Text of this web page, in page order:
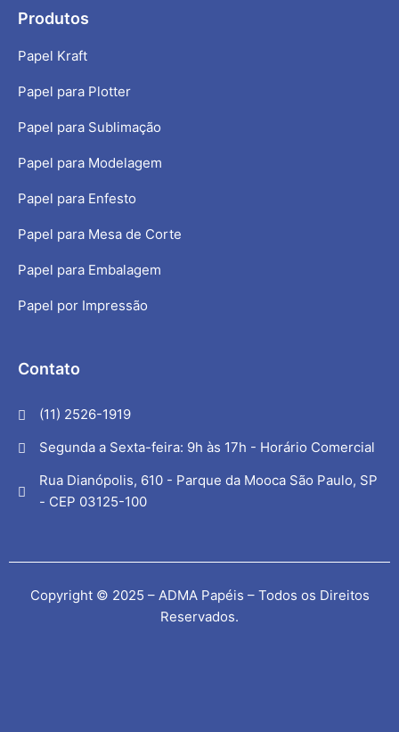
Produtos
Papel Kraft
Papel para Plotter
Papel para Sublimação
Papel para Modelagem
Papel para Enfesto
Papel para Mesa de Corte
Papel para Embalagem
Papel por Impressão
Contato
(11) 2526-1919
Segunda a Sexta-feira: 9h às 17h - Horário Comercial
Rua Dianópolis, 610 - Parque da Mooca São Paulo, SP
- CEP 03125-100
Copyright © 2025 – ADMA Papéis – Todos os Direitos
Reservados.